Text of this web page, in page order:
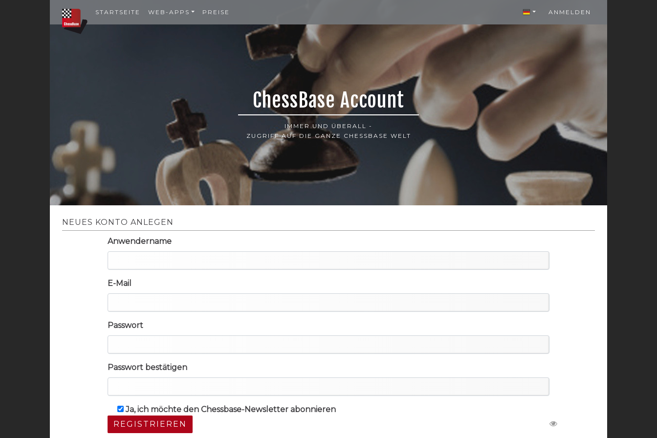
STARTSEITE WEB-APPS PREISE ANMELDEN
ChessBase Account
IMMER UND ÜBERALL -
ZUGRIFF AUF DIE GANZE CHESSBASE WELT
NEUES KONTO ANLEGEN
Anwendername
E-Mail
Passwort
Passwort bestätigen
Ja, ich möchte den Chessbase-Newsletter abonnieren
REGISTRIEREN